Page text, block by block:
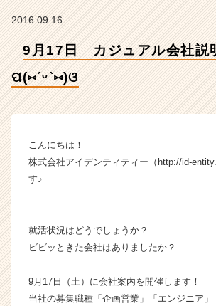
テ
ィ
イ
チ
ャ
成
長
2016.09.16
9月17日 カジュアル会社説
ପ(⑅ˊᵕˋ⑅)ଓ
こんにちは！
株式会社アイデンティティー（http://id-
す♪
就活状況はどうでしょうか？
ビビッときた会社はありましたか？
9月17日（土）に会社案内を開催します！
当社の募集職種「企画営業」「エンジニア」